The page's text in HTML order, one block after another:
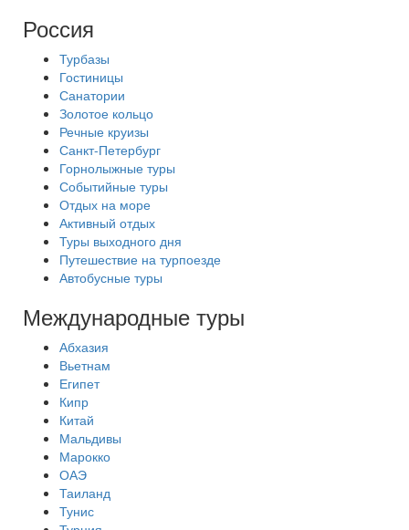
Россия
Турбазы
Гостиницы
Санатории
Золотое кольцо
Речные круизы
Санкт-Петербург
Горнолыжные туры
Событийные туры
Отдых на море
Активный отдых
Туры выходного дня
Путешествие на турпоезде
Автобусные туры
Международные туры
Абхазия
Вьетнам
Египет
Кипр
Китай
Мальдивы
Марокко
ОАЭ
Таиланд
Тунис